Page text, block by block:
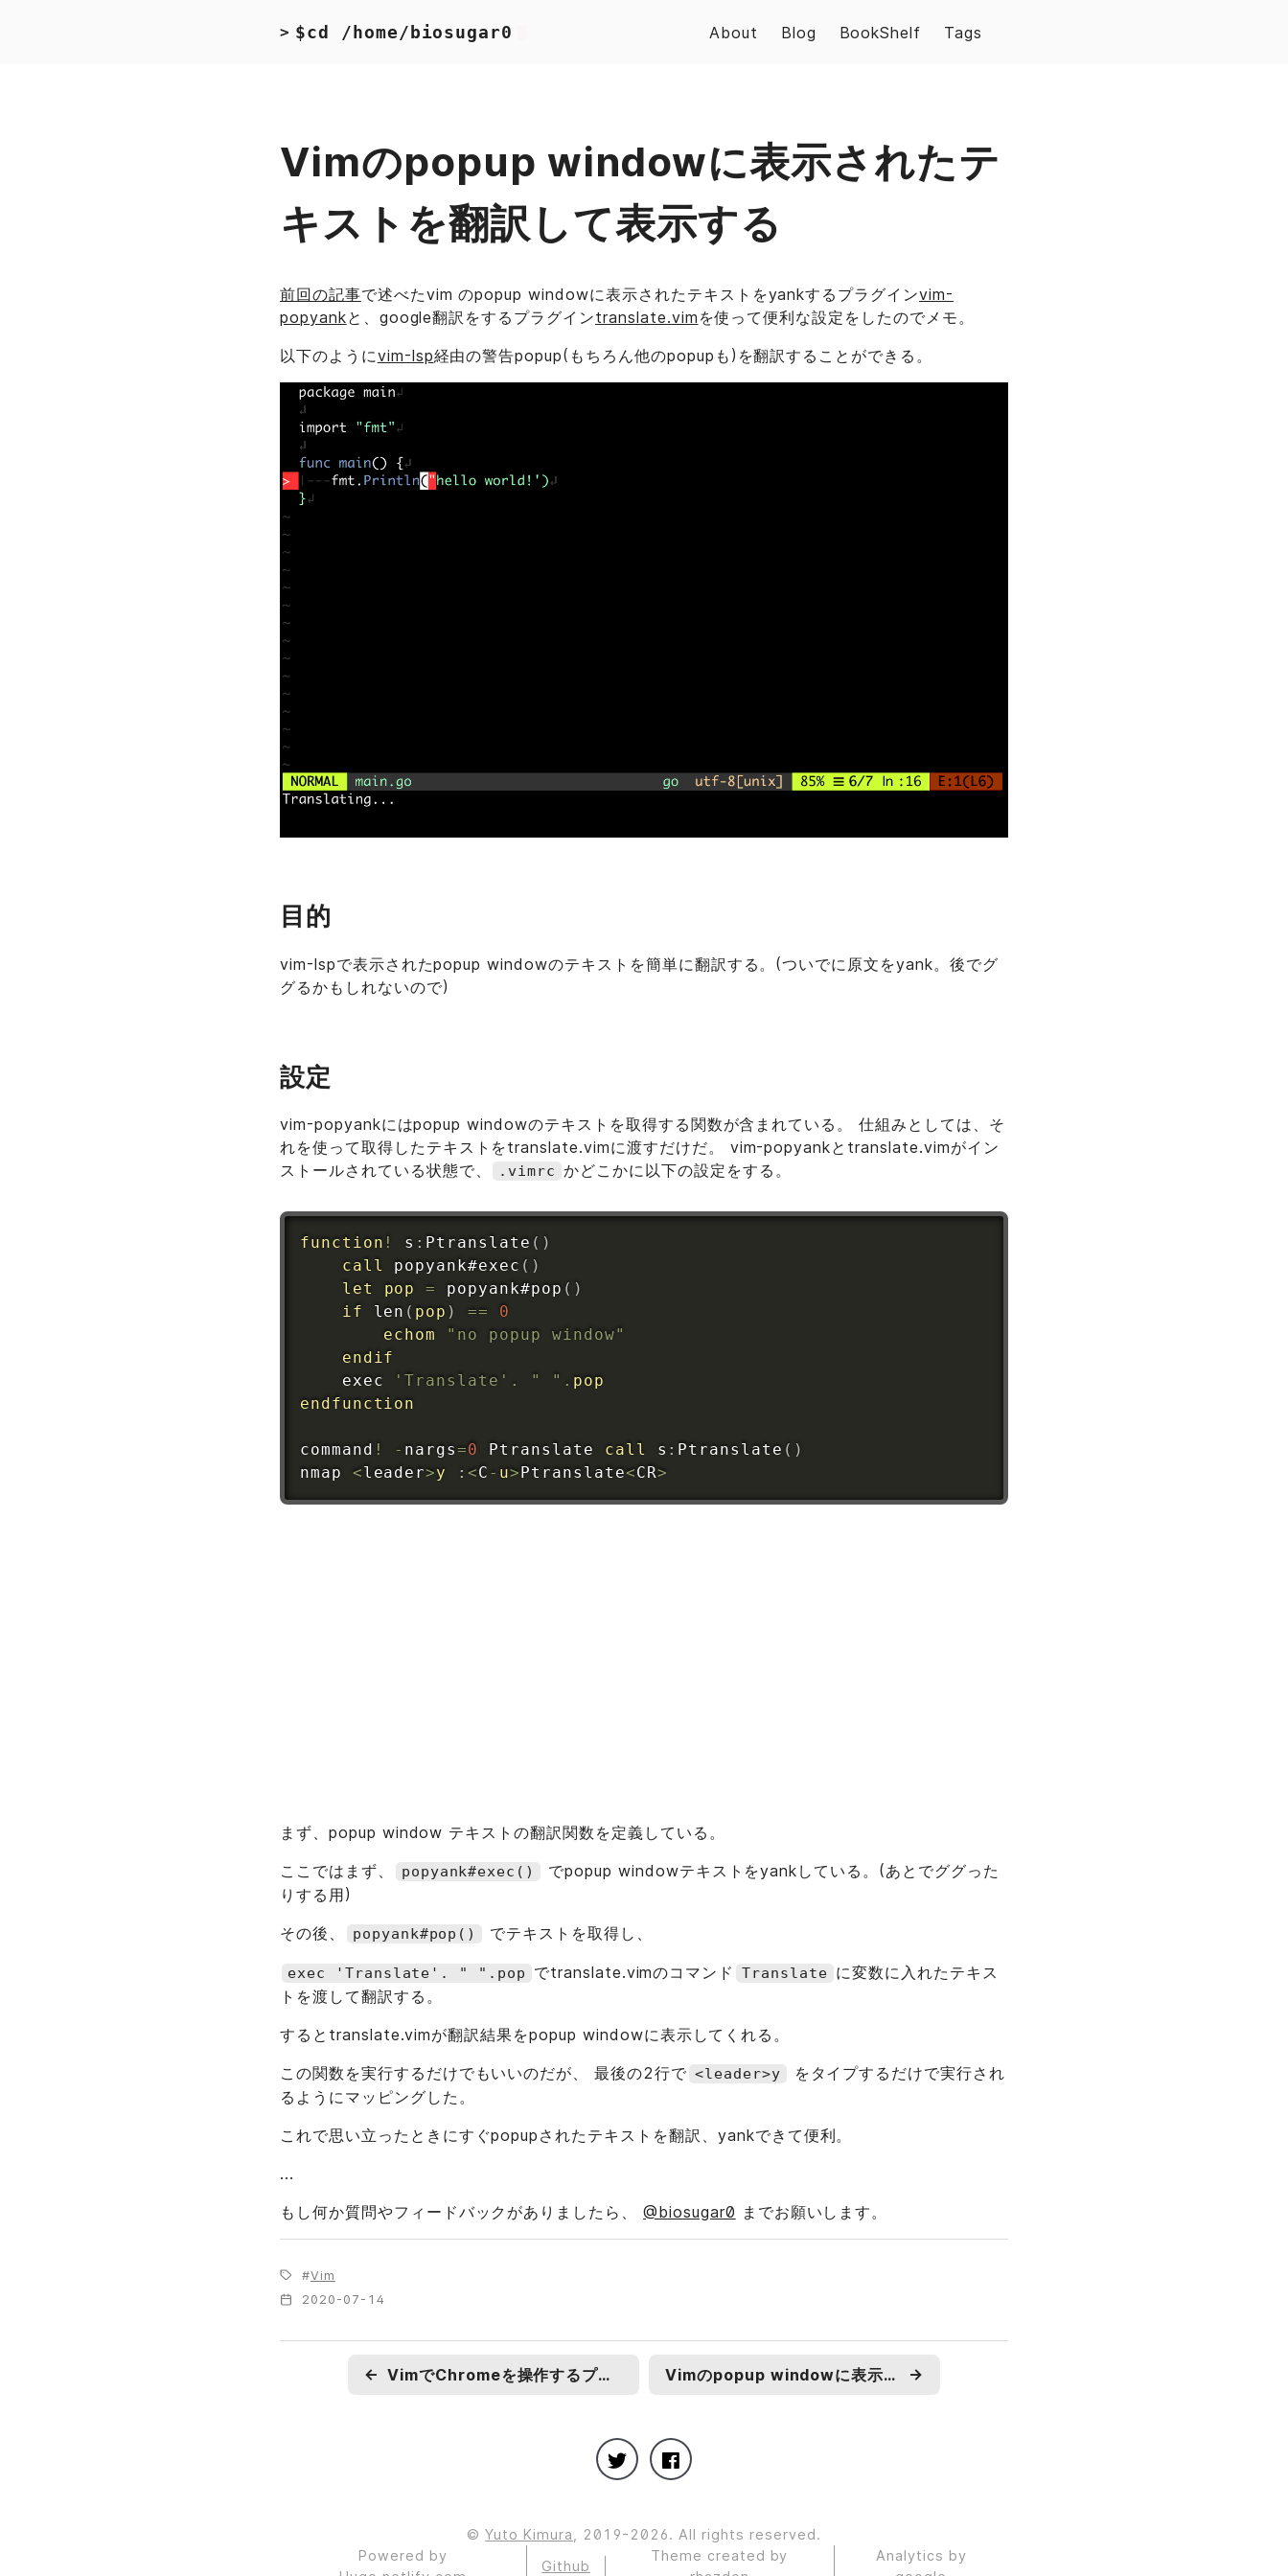
> $cd /home/biosugar0 About Blog BookShelf Tags
Vimのpopup windowに表示されたテ
キストを翻訳して表示する
前回の記事で述べたvim のpopup windowに表示されたテキストをyankするプラグインvim-
popyankと、google翻訳をするプラグインtranslate.vim を使って便利な設定をしたのでメモ。
以下のようにvim-lsp経由の警告popup(もちろん他のpopupも)を翻訳することができる。
目的
vim-lspで表示されたpopup windowのテキストを簡単に翻訳する。(ついでに原文をyank。後でグ
グるかもしれないので)
設定
vim-popyankにはpopup windowのテキストを取得する関数が含まれている。 仕組みとしては、そ
れを使って取得したテキストをtranslate.vimに渡すだけだ。 vim-popyankとtranslate.vimがイン
ストールされている状態で、
.vimrc かどこかに以下の設定をする。
function ! s : Ptranslate ( )
call
popyank#exec ( )
let
pop = popyank#pop ( )
if
len ( pop ) ==
0
echom
"no popup window"
endif
    exec
'Translate' . " " . pop
endfunction
command ! - nargs=0 Ptranslate call s : Ptranslate ( )
nmap <leader>y :<C - u>Ptranslate<CR>
まず、popup window テキストの翻訳関数を定義している。
ここではまず、
popyank#exec()
でpopup windowテキストをyankしている。(あとでググった
りする用)
その後、
popyank#pop() でテキストを取得し、
exec 'Translate'. " ".pop でtranslate.vimのコマンド Translate に変数に入れたテキス
トを渡して翻訳する。
するとtranslate.vimが翻訳結果をpopup windowに表示してくれる。
この関数を実行するだけでもいいのだが、 最後の2行で <leader>y
をタイプするだけで実行され
るようにマッピングした。
これで思い立ったときにすぐpopupされたテキストを翻訳、yankできて便利。
...
もし何か質問やフィードバックがありましたら、@biosugar0 までお願いします。
Vim
2020-07-14
← VimでChromeを操作するプラグインchrome.vimを作った Vimのpopup windowに表示されたテキストをyankするプラグインvim-popyankを作った。 →
©Yuto Kimura
, 2019-2026. All rights reserved.
Powered by
Github
Theme created by
Analytics by